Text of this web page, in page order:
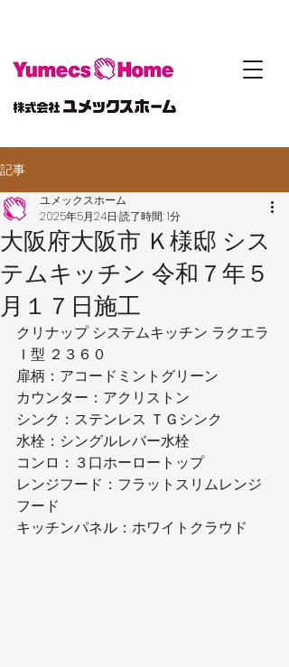
記事
大阪府大阪市 Ｋ様邸 シス
テムキッチン 令和７年５
月１７日施工
ユメックスホーム
2025年5月24日 読了時間: 1分
クリナップ システムキッチン ラクエラ
Ｉ型 ２３６０
扉柄：アコードミントグリーン
カウンター：アクリストン
シンク：ステンレス ＴＧシンク
水栓：シングルレバー水栓
コンロ：３口ホーロートップ
レンジフード：フラットスリムレンジ
フード
キッチンパネル：ホワイトクラウド